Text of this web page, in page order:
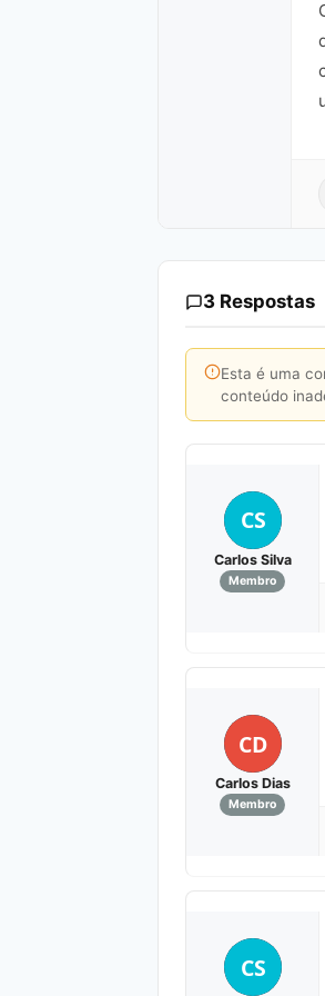
3 Respostas
Esta é uma
conteúdo
CS
Carlos Silva
Membro
CD
Carlos Dias
Membro
CS